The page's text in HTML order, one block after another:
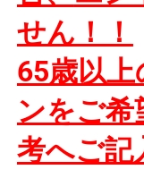
せん！！
65歳以
ンをご希
考へご記